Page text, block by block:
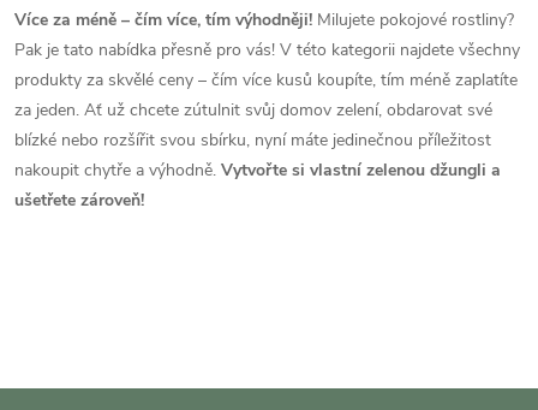
v
l
á
d
a
Více za méně – čím více, tím výhodněji! Milujete pokojové rostliny?
Pak je tato nabídka přesně pro vás! V této kategorii najdete všechny
produkty za skvělé ceny – čím více kusů koupíte, tím méně zaplatíte
za jeden. Ať už chcete zútulnit svůj domov zelení, obdarovat své
blízké nebo rozšířit svou sbírku, nyní máte jedinečnou příležitost
nakoupit chytře a výhodně. Vytvořte si vlastní zelenou džungli a
ušetřete zároveň!